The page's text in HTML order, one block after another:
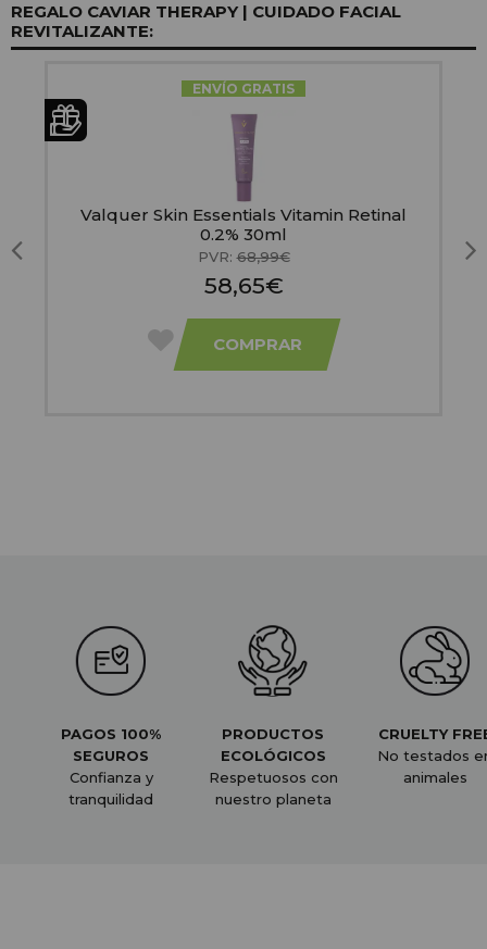
REGALO CAVIAR THERAPY | CUIDADO FACIAL
REVITALIZANTE:
ENVÍO GRATIS
Valquer Skin Essentials Vitamin Retinal
0.2% 30ml
PVR:68,99€
58,65€
COMPRAR
PAGOS 100%
SEGUROS
Confianza y
tranquilidad
PRODUCTOS
ECOLÓGICOS
Respetuosos con
nuestro planeta
CRUELTY
No testados
animales